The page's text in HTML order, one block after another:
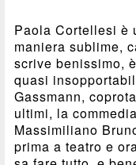
Paola Cortellesi è
maniera sublime,
scrive benissimo,
quasi
Gassmann,
ultimi, la
Massimiliano
prima a teatro e